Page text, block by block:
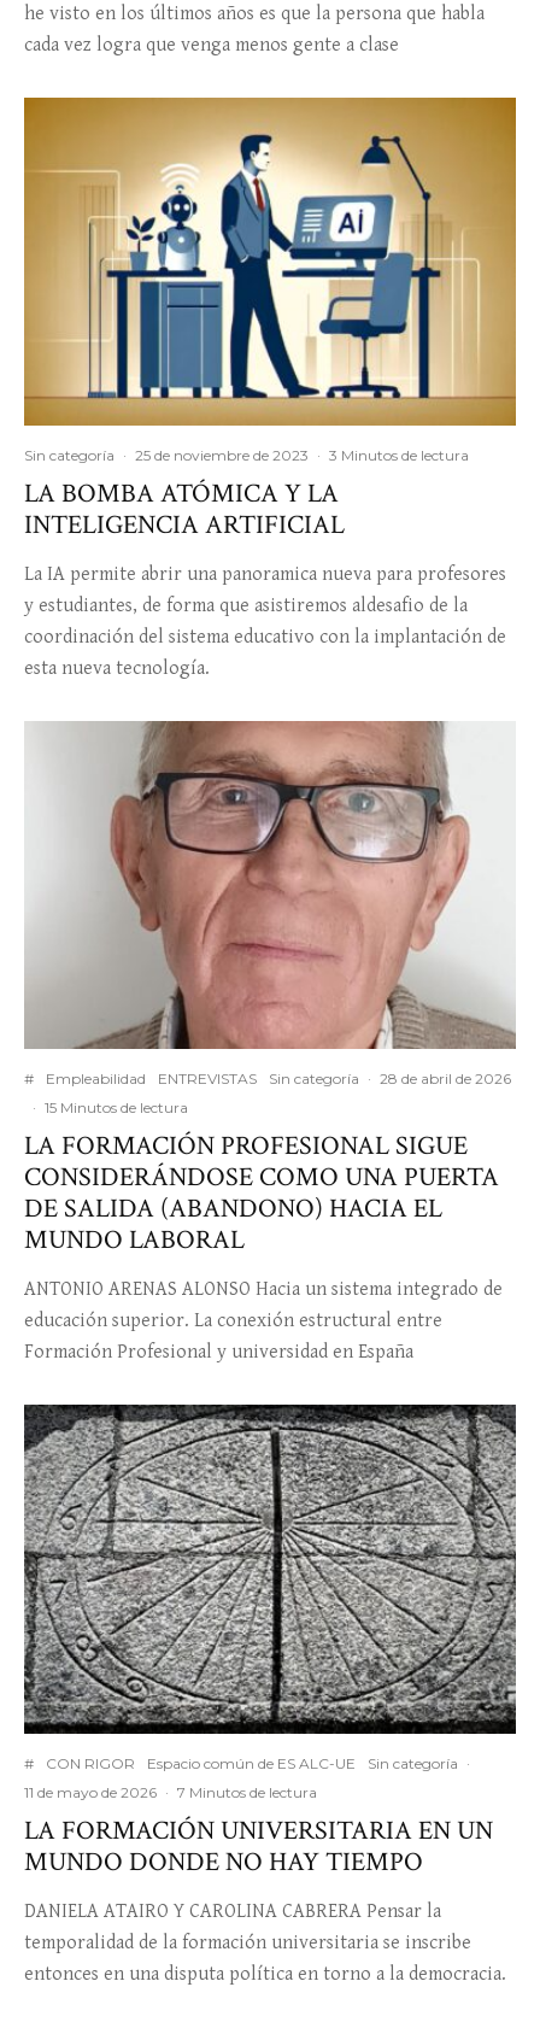
he visto en los últimos años es que la persona que habla
cada vez logra que venga menos gente a clase
Sin categoría · 25 de noviembre de 2023 · 3 Minutos de lectura
LA BOMBA ATÓMICA Y LA
INTELIGENCIA ARTIFICIAL
La IA permite abrir una panoramica nueva para profesores
y estudiantes, de forma que asistiremos aldesafio de la
coordinación del sistema educativo con la implantación de
esta nueva tecnología.
# Empleabilidad ENTREVISTAS Sin categoría · 28 de abril de 2026
· 15 Minutos de lectura
LA FORMACIÓN PROFESIONAL SIGUE
CONSIDERÁNDOSE COMO UNA PUERTA
DE SALIDA (ABANDONO) HACIA EL
MUNDO LABORAL
ANTONIO ARENAS ALONSO Hacia un sistema integrado de
educación superior. La conexión estructural entre
Formación Profesional y universidad en España
# CON RIGOR Espacio común de ES ALC-UE Sin categoría ·
11 de mayo de 2026 · 7 Minutos de lectura
LA FORMACIÓN UNIVERSITARIA EN UN
MUNDO DONDE NO HAY TIEMPO
DANIELA ATAIRO Y CAROLINA CABRERA Pensar la
temporalidad de la formación universitaria se inscribe
entonces en una disputa política en torno a la democracia.